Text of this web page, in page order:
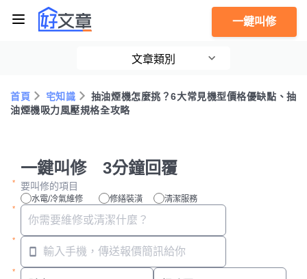
一鍵叫修
文章類別
首頁 宅知識
抽油煙機怎麼挑？6大常見機型價格優缺點、抽
油煙機吸力風壓規格全攻略
一鍵叫修 3分鐘回覆
要叫修的項目
水電/冷氣維修 修繕裝潢 清潔服務